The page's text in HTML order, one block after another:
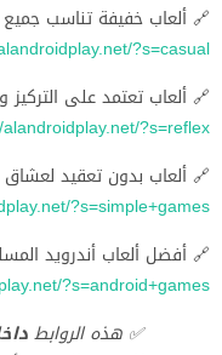
🔗 ألعاب خفيفة تناسب جميع
?s=casual
🔗 ألعاب تعتمد على التركيز
?s=reflex
🔗 ألعاب بدون تعقيد لعشاق
?s=simple+games
🔗 أفضل ألعاب أندرويد
?s=android+games
✅ هذه الروابط